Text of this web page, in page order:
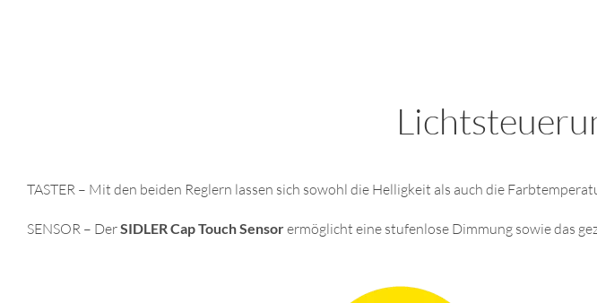
TASTER – Mit den beiden Reglern lassen sich sowohl die Helligkeit als auch die
SENSOR – DerSIDLER Cap Touch Sensorermöglicht eine stufenlose Dimmung sowie das